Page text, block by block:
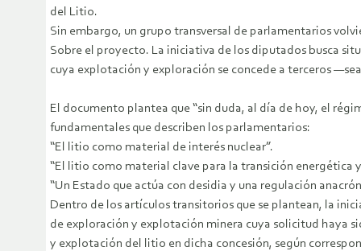
del Litio.
Sin embargo, un grupo transversal de parlamentarios
Sobre el proyecto. La iniciativa de los diputados busca
cuya explotación y exploración se concede a terceros
El documento plantea que “sin duda, al día de hoy, el
fundamentales que describen los parlamentarios:
“El litio como material de interés nuclear”.
“El litio como material clave para la transición
“Un Estado que actúa con desidia y una regulación
Dentro de los artículos transitorios que se plantean, la
de exploración y explotación minera cuya solicitud haya
y explotación del litio en dicha concesión, según